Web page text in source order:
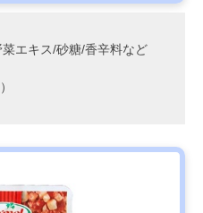
菜エキス/砂糖/香辛料など